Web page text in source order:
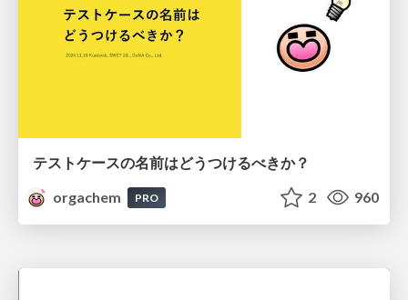
テストケースの名前はどうつけるべきか？
orgachem
PRO 2 960